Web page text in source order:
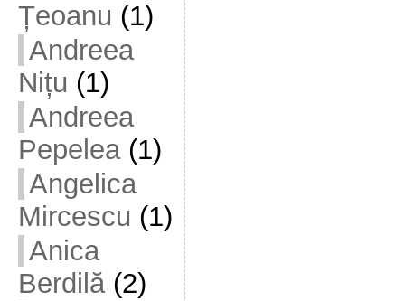
Țeoanu (1)
Andreea
Nițu (1)
Andreea
Pepelea(1)
Angelica
Mircescu (1)
Anica
Berdilă(2)